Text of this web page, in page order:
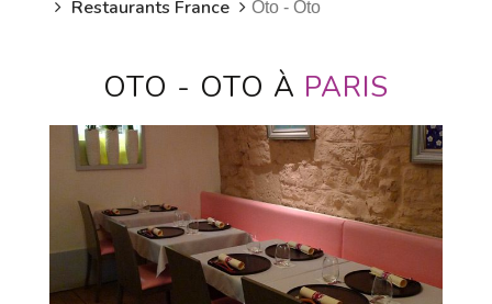
Restaurants France
Oto - Oto
OTO - OTO À PARIS